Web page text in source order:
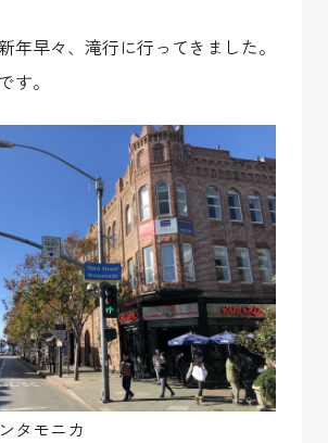
年早々、滝行に行ってきました。
す。
タモニカ